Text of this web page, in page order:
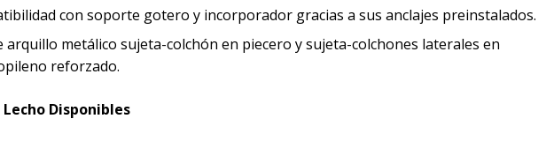
con soporte gotero y incorporador gracias a sus anclajes preinstalados.
arquillo metálico sujeta-colchón en piecero y sujeta-colchones laterales en
reforzado.
Disponibles